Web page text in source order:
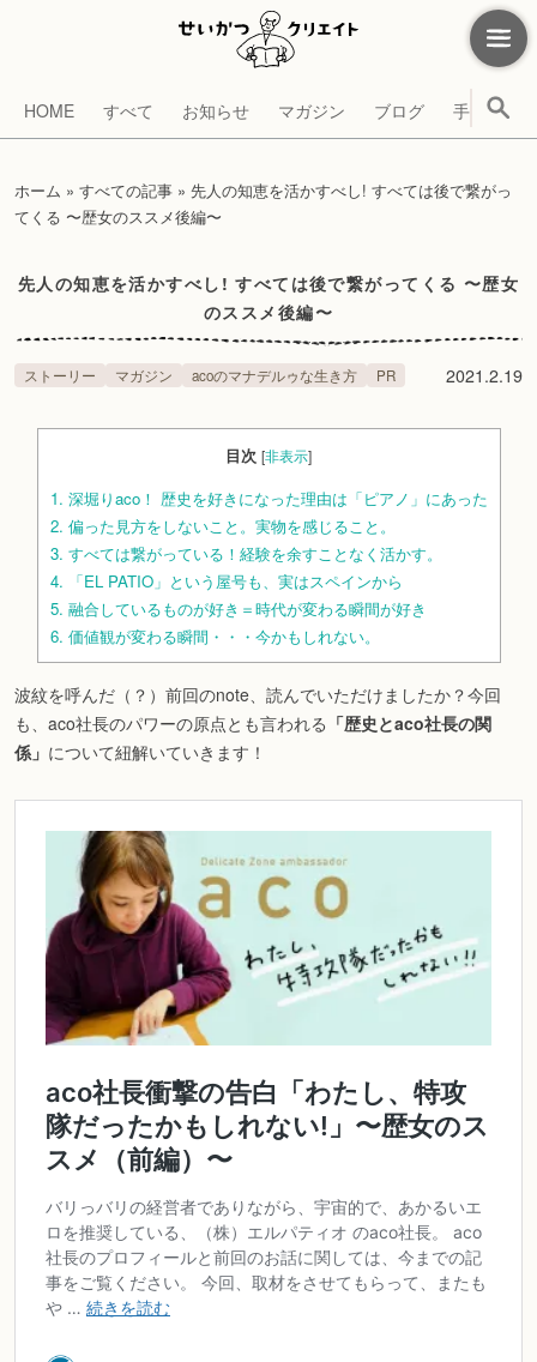
HOME すべて お知らせ マガジン ブログ 手帳
ホーム » すべての記事 » 先人の知恵を活かすべし! すべては後で繋がっ
てくる 〜歴女のススメ後編〜
先人の知恵を活かすべし! すべては後で繋がってくる 〜歴女
のススメ後編〜
ストーリー マガジン acoのマナデルゥな生き方 PR 2021.2.19
目次 [非表示]
1. 深堀りaco！ 歴史を好きになった理由は「ピアノ」にあった
2. 偏った見方をしないこと。実物を感じること。
3. すべては繋がっている！経験を余すことなく活かす。
4. 「EL PATIO」という屋号も、実はスペインから
5. 融合しているものが好き＝時代が変わる瞬間が好き
6. 価値観が変わる瞬間・・・今かもしれない。
波紋を呼んだ（？）前回のnote、読んでいただけましたか？今回
も、aco社長のパワーの原点とも言われる 「歴史とaco社長の関
係」 について紐解いていきます！